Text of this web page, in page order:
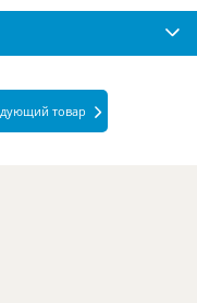
товар